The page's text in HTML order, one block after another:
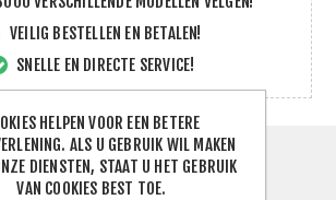
VEILIG BESTELLEN EN BETALEN!
SNELLE EN DIRECTE SERVICE!
SPECIFICATIES
HELPEN VOOR EEN BETERE
ALS U GEBRUIK WIL MAKEN
DIENSTEN, STAAT U HET GEBRUIK
VAN COOKIES BEST TOE.